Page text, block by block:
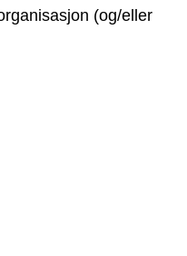
(og/eller